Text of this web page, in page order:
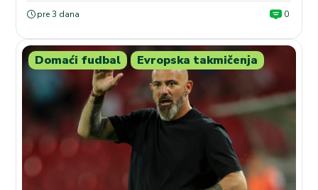
pre 3 dana 0
Domaći fudbal Evropska takmičenja